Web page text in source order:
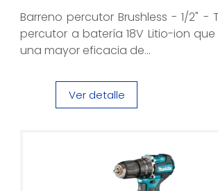
Barreno percutor Brushless - 1/2" -
percutor a batería 18V Litio-ion
una mayor eficacia de...
Ver detalle